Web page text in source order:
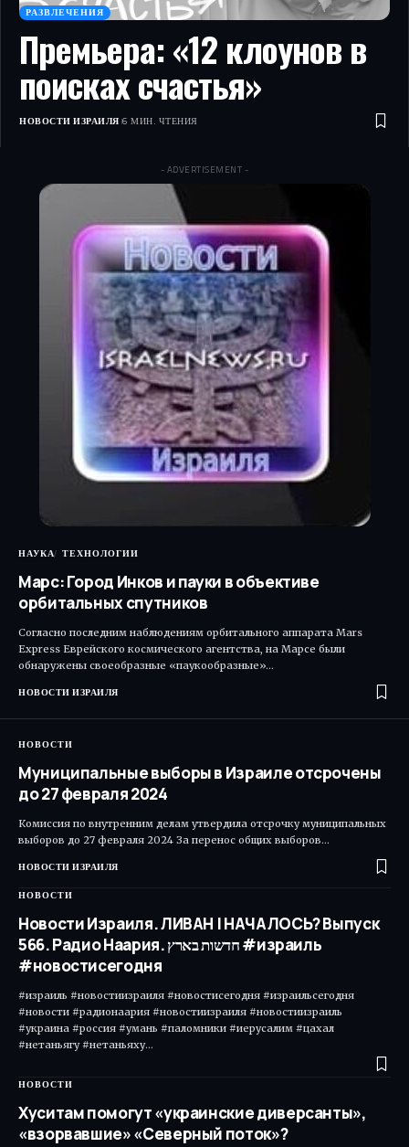
РАЗВЛЕЧЕНИЯ
Премьера: «12 клоунов в
поисках счастья»
НОВОСТИ ИЗРАИЛЯ 6 МИН. ЧТЕНИЯ
- ADVERTISEMENT -
НАУКА ТЕХНОЛОГИИ
Марс: Город Инков и пауки в объективе
орбитальных спутников
Согласно последним наблюдениям орбитального аппарата Mars
Express Еврейского космического агентства, на Марсе были
обнаружены своеобразные «паукообразные»…
НОВОСТИ ИЗРАИЛЯ
НОВОСТИ
Муниципальные выборы в Израиле отсрочены
до 27 февраля 2024
Комиссия по внутренним делам утвердила отсрочку муниципальных
выборов до 27 февраля 2024 За перенос общих выборов…
НОВОСТИ ИЗРАИЛЯ
НОВОСТИ
Новости Израиля. ЛИВАН | НАЧАЛОСЬ? Выпуск
566. Радио Наария. חדשות בארץ #израиль
#новостисегодня
#израиль #новостиизраиля #новостисегодня #израильсегодня
#новости #радионаария #новостиизраиля #новостиизраиль
#украина #россия #умань #паломники #иерусалим #цахал
#нетаньягу #нетаньяху…
НОВОСТИ
Хуситам помогут «украинские диверсанты»,
«взорвавшие» «Северный поток»?